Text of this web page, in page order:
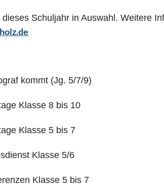
Schuljahr in Auswahl. Weitere
kommt (Jg. 5/7/9)
Klasse 8 bis 10
Klasse 5 bis 7
Klasse 5/6
Klasse 5 bis 7